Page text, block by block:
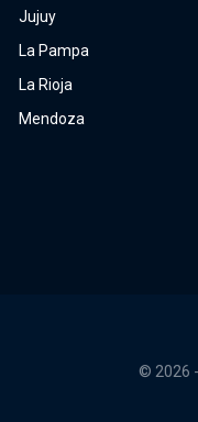
Jujuy
La Pampa
La Rioja
Mendoza
© 2026